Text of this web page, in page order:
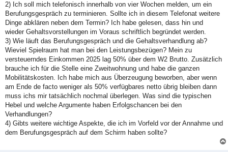
2) Ich soll mich telefonisch innerhalb von vier Wochen melden, um ein
Berufungsgespräch zu terminieren. Sollte ich in diesem Telefonat weitere
Dinge abklären neben dem Termin? Ich habe gelesen, dass hin und
wieder Gehaltsvorstellungen im Voraus schriftlich begründet werden.
3) Wie läuft das Berufungsgespräch und die Gehaltsverhandlung ab?
Wieviel Spielraum hat man bei den Leistungsbezügen? Mein zu
versteuerndes Einkommen 2025 lag 50% über dem W2 Brutto. Zusätzlich
brauche ich für die Stelle eine Zweitwohnung und habe die ganzen
Mobilitätskosten. Ich habe mich aus Überzeugung beworben, aber wenn
am Ende de facto weniger als 50% verfügbares netto übrig bleiben dann
muss ichs mir tatsächlich nochmal überlegen. Was sind die typischen
Hebel und welche Argumente haben Erfolgschancen bei den
Verhandlungen?
4) Gibts weitere wichtige Aspekte, die ich im Vorfeld vor der Annahme und
dem Berufungsgespräch auf dem Schirm haben sollte?